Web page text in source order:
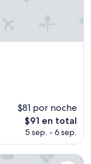
$81 por noche
El
precio
$91 en total
5 sep. - 6 sep.